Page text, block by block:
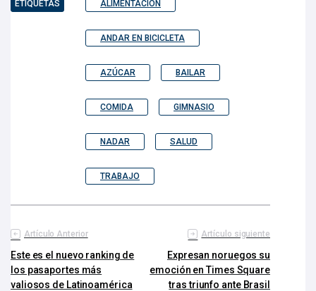
ETIQUETAS ALIMENTACIÓN
ANDAR EN BICICLETA
AZÚCAR BAILAR
COMIDA GIMNASIO
NADAR SALUD
TRABAJO
Artículo Anterior
Este es el nuevo ranking de
los pasaportes más
valiosos de Latinoamérica
Artículo siguiente
Expresan noruegos su
emoción en Times Square
tras triunfo ante Brasil